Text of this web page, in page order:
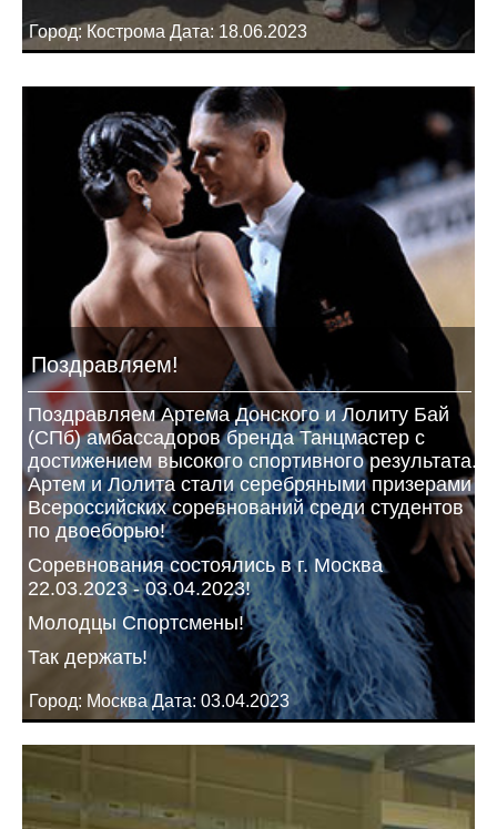
Город: Кострома Дата: 18.06.2023
Поздравляем!
Поздравляем Артема Донского и Лолиту Бай
(СПб) амбассадоров бренда Танцмастер с
достижением высокого спортивного результата.
Артем и Лолита стали серебряными призерами
Всероссийских соревнований среди студентов
по двоеборью!
Соревнования состоялись в г. Москва
22.03.2023 - 03.04.2023!
Молодцы Спортсмены!
Так держать!
Город: Москва Дата: 03.04.2023